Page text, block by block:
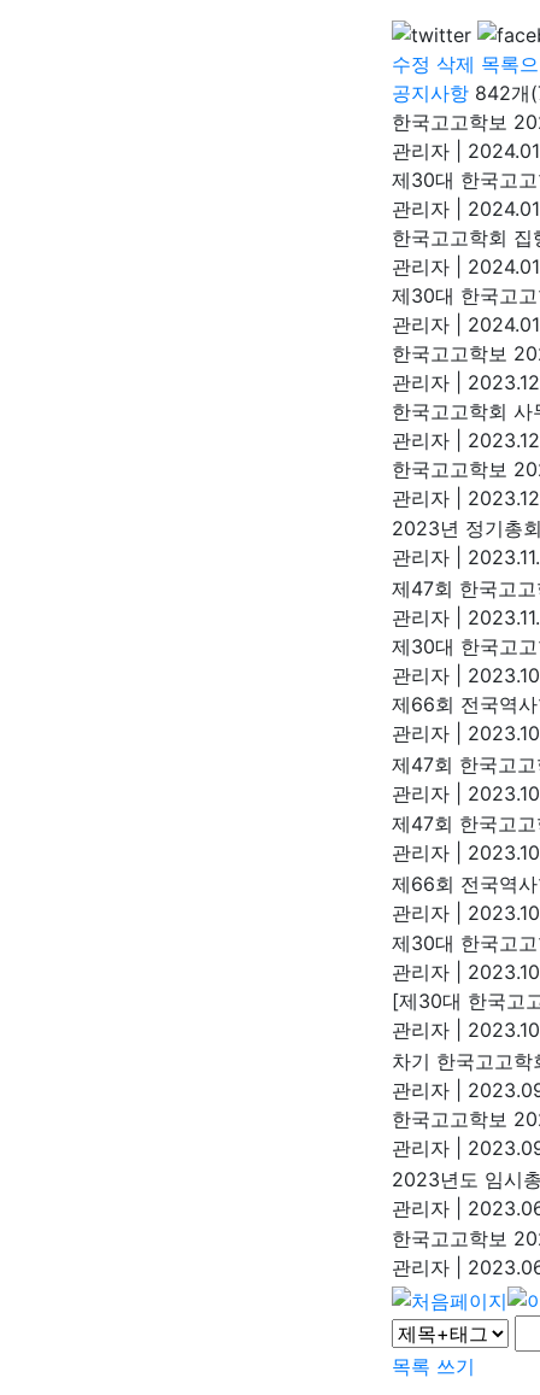
수정 삭제 목록
공지사항 842개
한국고고학보
관리자
제30대 한국고
관리자
한국고고학회
관리자
제30대 한국고
관리자
한국고고학보
관리자
한국고고학회
관리자
한국고고학보
관리자
2023년 정기총
관리자
제47회 한국고
관리자
제30대 한국고
관리자
제66회 전국역
관리자
제47회 한국고
관리자
제47회 한국고
관리자
제66회 전국역
관리자
제30대 한국고
관리자
[제30대 한국고
관리자
차기 한국고고
관리자
한국고고학보
관리자
2023년도 임시
관리자
한국고고학보
관리자
목록 쓰기